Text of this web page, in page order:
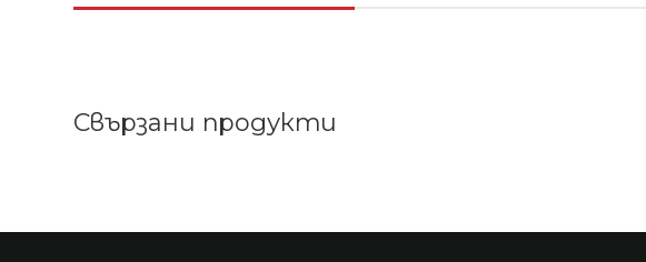
Свързани продукти